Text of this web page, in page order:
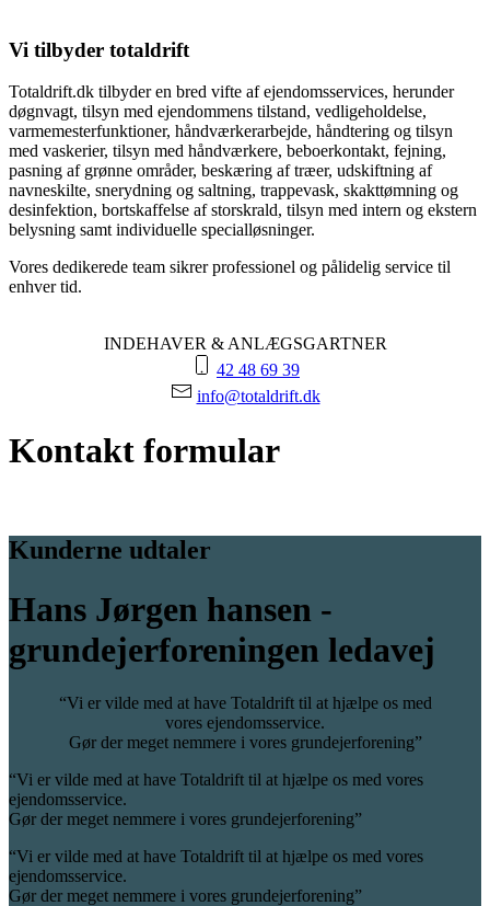
Vi tilbyder totaldrift
Totaldrift.dk tilbyder en bred vifte af ejendomsservices, herunder
døgnvagt, tilsyn med ejendommens tilstand, vedligeholdelse,
varmemesterfunktioner, håndværkerarbejde, håndtering og tilsyn
med vaskerier, tilsyn med håndværkere, beboerkontakt, fejning,
pasning af grønne områder, beskæring af træer, udskiftning af
navneskilte, snerydning og saltning, trappevask, skakttømning og
desinfektion, bortskaffelse af storskrald, tilsyn med intern og ekstern
belysning samt individuelle specialløsninger.
Vores dedikerede team sikrer professionel og pålidelig service til
enhver tid.
INDEHAVER & ANLÆGSGARTNER
42 48 69 39
info@totaldrift.dk
Kontakt formular
Kunderne udtaler
Hans Jørgen hansen -
grundejerforeningen ledavej
“Vi er vilde med at have Totaldrift til at hjælpe os med
vores ejendomsservice.
Gør der meget nemmere i vores grundejerforening”
“Vi er vilde med at have Totaldrift til at hjælpe os med vores
ejendomsservice.
Gør der meget nemmere i vores grundejerforening”
“Vi er vilde med at have Totaldrift til at hjælpe os med vores
ejendomsservice.
Gør der meget nemmere i vores grundejerforening”